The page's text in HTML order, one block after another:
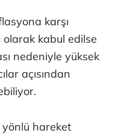
karşı
kabul edilse
nedeniyle yüksek
açısından
yönlü hareket